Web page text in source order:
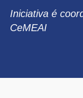
Iniciativa é
CeMEAI